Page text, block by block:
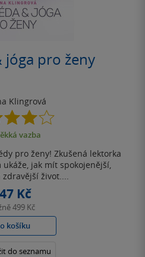
jóga pro ženy
Klingrová
4.0
z
5 vazba
pro ženy! Zkušená lektorka
jak mít spokojenější,
život....
Kč
499 Kč
košíku
do seznamu